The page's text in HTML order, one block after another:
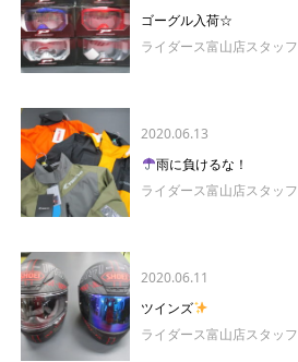
ゴーグル入荷☆
ライダース富山店スタッフ
2020.06.13
雨に負けるな！
ライダース富山店スタッフ
2020.06.11
ツインズ
ライダース富山店スタッフ